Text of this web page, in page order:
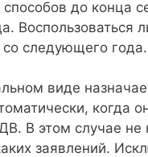
способов до конца
Воспользоваться
следующего года.
виде
когда
В этом случае не
заявлений.